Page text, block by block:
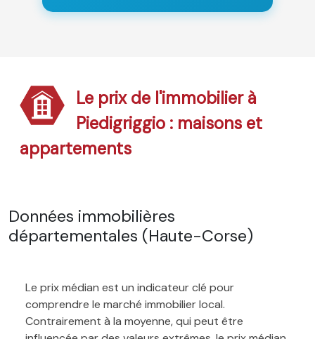
Le prix de l'immobilier à
Piedigriggio : maisons et
appartements
Données immobilières
départementales (Haute-Corse)
Le prix médian est un indicateur clé pour
comprendre le marché immobilier local.
Contrairement à la moyenne, qui peut être